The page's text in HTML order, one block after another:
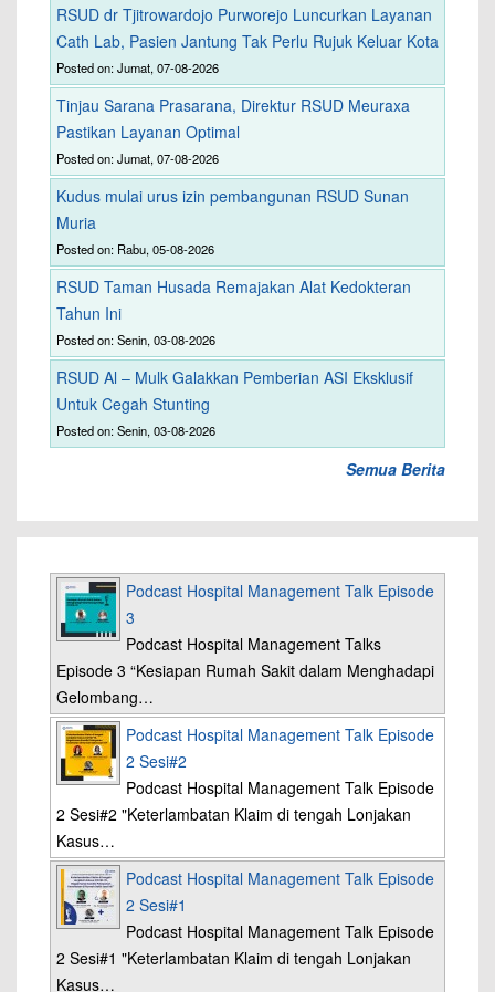
RSUD dr Tjitrowardojo Purworejo Luncurkan Layanan
Cath Lab, Pasien Jantung Tak Perlu Rujuk Keluar Kota
Posted on: Jumat, 07-08-2026
Tinjau Sarana Prasarana, Direktur RSUD Meuraxa
Pastikan Layanan Optimal
Posted on: Jumat, 07-08-2026
Kudus mulai urus izin pembangunan RSUD Sunan
Muria
Posted on: Rabu, 05-08-2026
RSUD Taman Husada Remajakan Alat Kedokteran
Tahun Ini
Posted on: Senin, 03-08-2026
RSUD Al – Mulk Galakkan Pemberian ASI Eksklusif
Untuk Cegah Stunting
Posted on: Senin, 03-08-2026
Semua Berita
Podcast Hospital Management Talk Episode
3
Podcast Hospital Management Talks
Episode 3 “Kesiapan Rumah Sakit dalam Menghadapi
Gelombang…
Podcast Hospital Management Talk Episode
2 Sesi#2
Podcast Hospital Management Talk Episode
2 Sesi#2 "Keterlambatan Klaim di tengah Lonjakan
Kasus…
Podcast Hospital Management Talk Episode
2 Sesi#1
Podcast Hospital Management Talk Episode
2 Sesi#1 "Keterlambatan Klaim di tengah Lonjakan
Kasus…